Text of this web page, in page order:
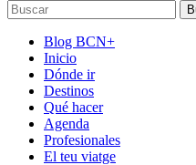
Blog BCN+
Inicio
Dónde ir
Destinos
Qué hacer
Agenda
Profesionales
El teu viatge